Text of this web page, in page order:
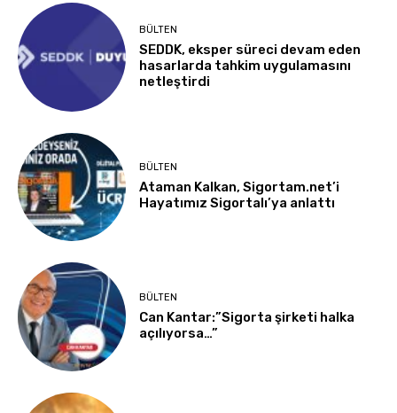
BÜLTEN
SEDDK, eksper süreci devam eden
hasarlarda tahkim uygulamasını
netleştirdi
BÜLTEN
Ataman Kalkan, Sigortam.net’i
Hayatımız Sigortalı’ya anlattı
BÜLTEN
Can Kantar:”Sigorta şirketi halka
açılıyorsa…”